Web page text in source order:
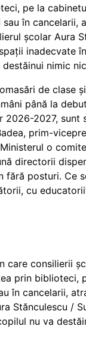
pe la
sau în cancelarii,
școlar Aura
inadecvate
destăinui nimic
de clase
până la
2026-2027, sunt
prim-
o
directorii
fără posturi. Ce
cu
care consilierii
prin biblioteci,
în cancelarii,
Stănculescu /
nu va